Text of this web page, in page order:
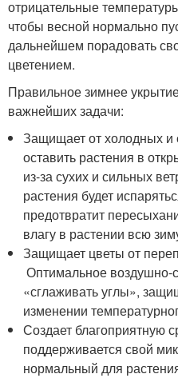
отрицательные
чтобы весной нормально
дальнейшем порадовать
цветением.
Правильное зимнее
важнейших задачи:
Защищает от холодных и
оставить растения в
из-за сухих и сильных
растения будет
предотвратит
влагу в растении всю
Защищает цветы от
Оптимальное воздушно-
«сглаживать углы»,
изменении
Создает благоприятную
поддерживается свой
нормальный для